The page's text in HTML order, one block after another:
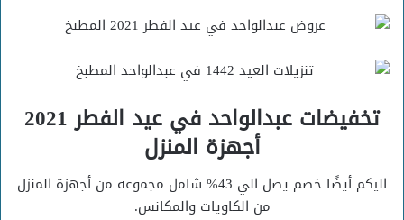
تخفيضات عبدالواحد في عيد الفطر 2021
أجهزة المنزل
اليكم أيضًا خصم يصل الي 43% شامل مجموعة من أجهزة المنزل
من الكاويات والمكانس.